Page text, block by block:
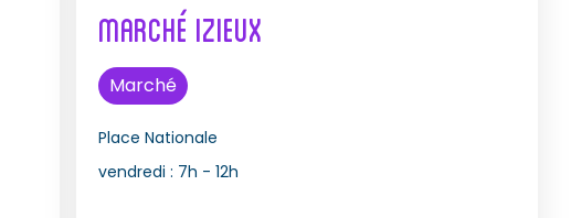
Marché izieux
Marché
Place Nationale
vendredi : 7h - 12h